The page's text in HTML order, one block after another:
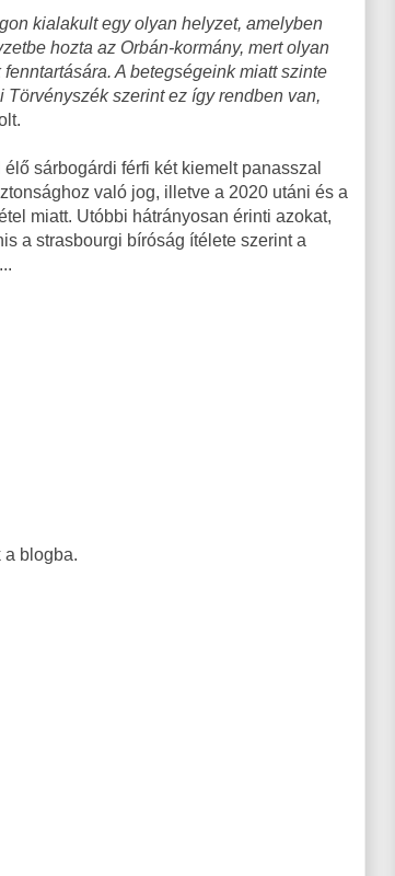
kialakult egy olyan helyzet, amelyben
hozta az Orbán-kormány, mert olyan
A betegségeink miatt szinte
szerint ez így rendben van,
sárbogárdi férfi két kiemelt panasszal
való jog, illetve a 2020 utáni és a
miatt. Utóbbi hátrányosan érinti azokat,
a strasbourgi bíróság ítélete szerint a
a blogba.